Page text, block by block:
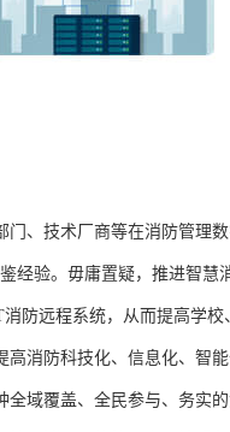
门、技术厂商等在消防管理
经验。毋庸置疑，推进智
消防远程系统，从而提高学
高消防科技化、信息化、智
全域覆盖、全民参与、务实